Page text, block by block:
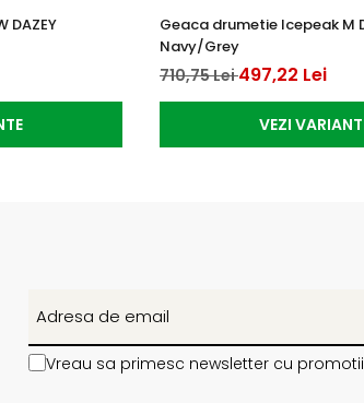
DAZEY
Geaca drumetie Icepeak M
Navy/Grey
710,75 Lei497,22 Lei
VEZI
Vreau sa primesc newsletter cu